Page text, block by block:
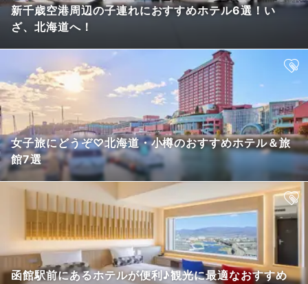
新千歳空港周辺の子連れにおすすめホテル6選！い
ざ、北海道へ！
女子旅にどうぞ♡北海道・小樽のおすすめホテル＆旅
館7選
函館駅前にあるホテルが便利♪観光に最適なおすすめ